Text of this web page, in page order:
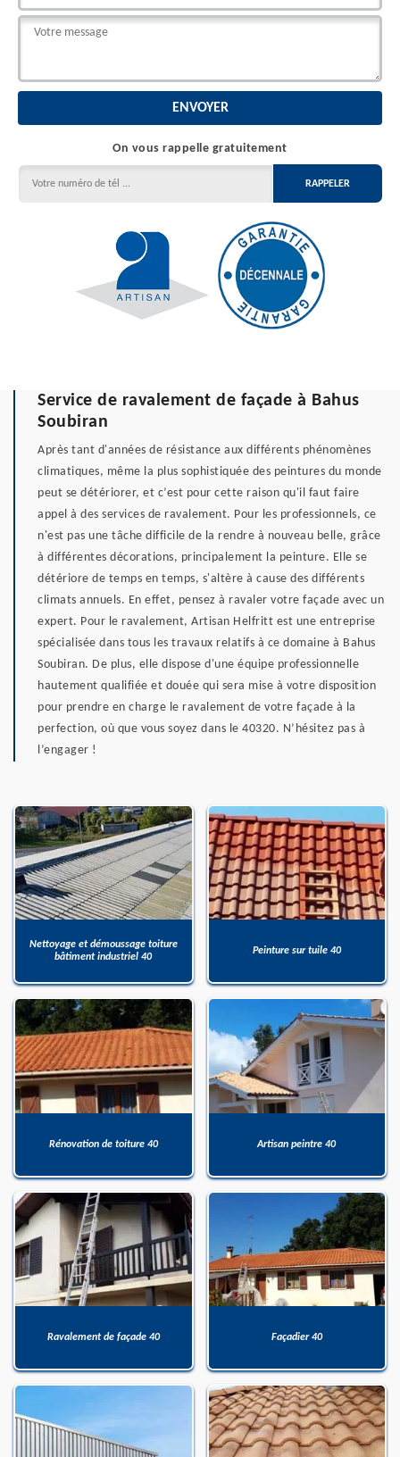
On vous rappelle gratuitement
Service de ravalement de façade à Bahus
Soubiran
Après tant d'années de résistance aux différents phénomènes
climatiques, même la plus sophistiquée des peintures du monde
peut se détériorer, et c’est pour cette raison qu'il faut faire
appel à des services de ravalement. Pour les professionnels, ce
n'est pas une tâche difficile de la rendre à nouveau belle, grâce
à différentes décorations, principalement la peinture. Elle se
détériore de temps en temps, s'altère à cause des différents
climats annuels. En effet, pensez à ravaler votre façade avec un
expert. Pour le ravalement, Artisan Helfritt est une entreprise
spécialisée dans tous les travaux relatifs à ce domaine à Bahus
Soubiran. De plus, elle dispose d'une équipe professionnelle
hautement qualifiée et douée qui sera mise à votre disposition
pour prendre en charge le ravalement de votre façade à la
perfection, où que vous soyez dans le 40320. N’hésitez pas à
l’engager !
Nettoyage et démoussage toiture
bâtiment industriel 40
Peinture sur tuile 40
Rénovation de toiture 40 Artisan peintre 40
Ravalement de façade 40 Façadier 40